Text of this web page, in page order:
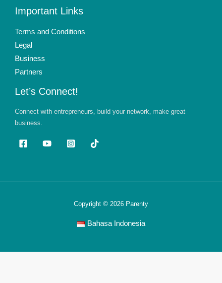
Important Links
Terms and Conditions
Legal
Business
Partners
Let’s Connect!
Connect with entrepreneurs, build your network, make great
business.
Copyright © 2026 Parenty
Bahasa Indonesia